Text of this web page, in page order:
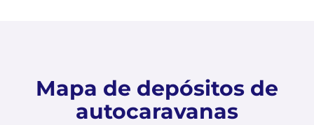
Mapa de depósitos de
autocaravanas